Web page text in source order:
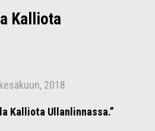
Kalliota
2018
Kalliota Ullanlinnassa.”